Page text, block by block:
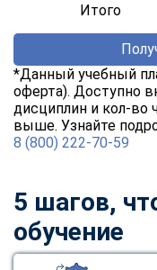
Итого
*Данный учебный
оферта). Доступно
дисциплин и кол-во
выше. Узнайте
8 (800) 222-70-59
5 шагов,
обучение